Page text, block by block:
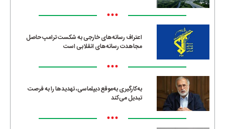
•••
اعتراف رسانه‌های خارجی به شکست ترامپ حاصل
مجاهدت رسانه‌های انقلابی است
•••
به‌کارگیری به‌موقع دیپلماسی، تهدیدها را به فرصت
تبدیل می‌کند
•••